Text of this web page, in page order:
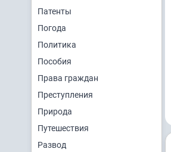
Патенты
Погода
Политика
Пособия
Права граждан
Преступления
Природа
Путешествия
Развод